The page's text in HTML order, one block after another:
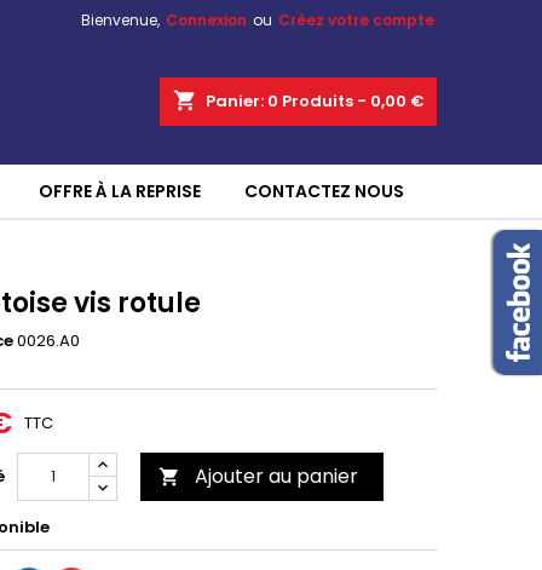
Bienvenue, Connexion ou Créez votre compte
shopping_cart Panier: 0 Produits - 0,00 €
OFFRE À LA REPRISE CONTACTEZ NOUS
vis rotule
0026.A0
TTC
 Ajouter au panier